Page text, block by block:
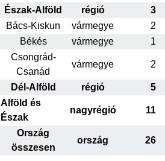
Észak-Alföld régió 3
Bács-Kiskun
vármegye 2
Békés
vármegye 1
Csongrád-
Csanád
vármegye 2
Dél-Alföld régió 5
Alföld és
Észak
nagyrégió 11
Ország
összesen
ország 26